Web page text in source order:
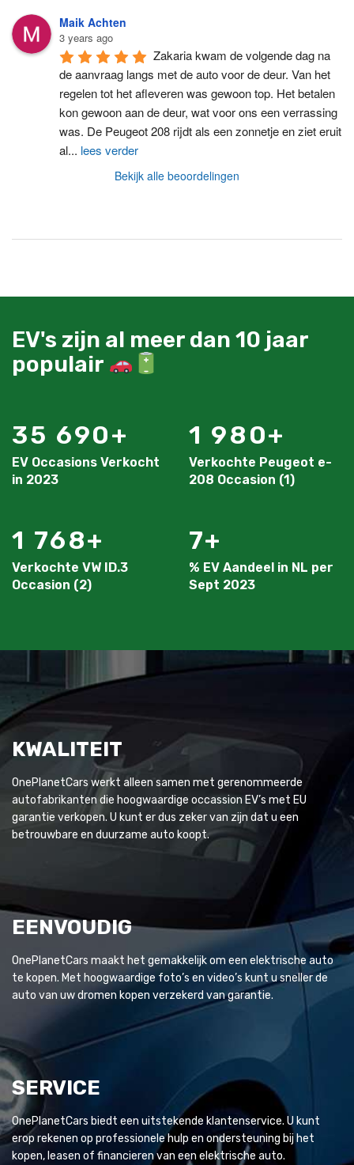
Maik Achten
3 years ago
Zakaria kwam de volgende dag na
de aanvraag langs met de auto voor de deur. Van het
regelen tot het afleveren was gewoon top. Het betalen
kon gewoon aan de deur, wat voor ons een verrassing
was. De Peugeot 208 rijdt als een zonnetje en ziet eruit
al... lees verder
Bekijk alle beoordelingen
EV's zijn al meer dan 10 jaar
populair
35 690
EV Occasions Verkocht
in 2023
1 980
Verkochte Peugeot e-
208 Occasion (1)
1 768
Verkochte VW ID.3
Occasion (2)
7
% EV Aandeel in NL per
Sept 2023
KWALITEIT
OnePlanetCars werkt alleen samen met gerenommeerde
autofabrikanten die hoogwaardige occassion EV’s met EU
garantie verkopen. U kunt er dus zeker van zijn dat u een
betrouwbare en duurzame auto koopt.
EENVOUDIG
OnePlanetCars maakt het gemakkelijk om een elektrische auto
te kopen. Met hoogwaardige foto’s en video’s kunt u sneller de
auto van uw dromen kopen verzekerd van garantie.
SERVICE
OnePlanetCars biedt een uitstekende klantenservice. U kunt
erop rekenen op professionele hulp en ondersteuning bij het
kopen, leasen of financieren van een elektrische auto.